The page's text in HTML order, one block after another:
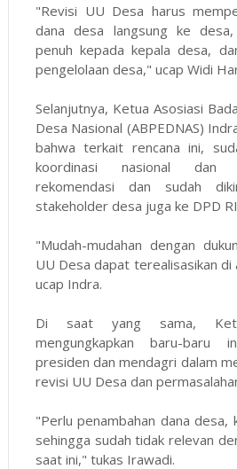
"Revisi UU Desa harus
dana desa langsung ke desa,
penuh kepada kepala desa,
pengelolaan desa," ucap Widi
Selanjutnya, Ketua Asosiasi
Desa Nasional (ABPEDNAS)
bahwa terkait rencana ini,
koordinasi nasional dan
rekomendasi dan sudah
stakeholder desa juga ke DPD
"Mudah-mudahan dengan
UU Desa dapat terealisasikan di
ucap Indra.
Di saat yang sama,
mengungkapkan baru-baru
presiden dan mendagri dalam
revisi UU Desa dan
"Perlu penambahan dana desa,
sehingga sudah tidak relevan
saat ini," tukas Irawadi.